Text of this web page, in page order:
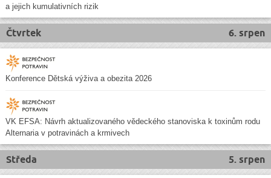
a jejich kumulativních rizik
6. srpen
Čtvrtek
Konference Dětská výživa a obezita 2026
VK EFSA: Návrh aktualizovaného vědeckého stanoviska k toxinům rodu
Alternaria v potravinách a krmivech
5. srpen
Středa